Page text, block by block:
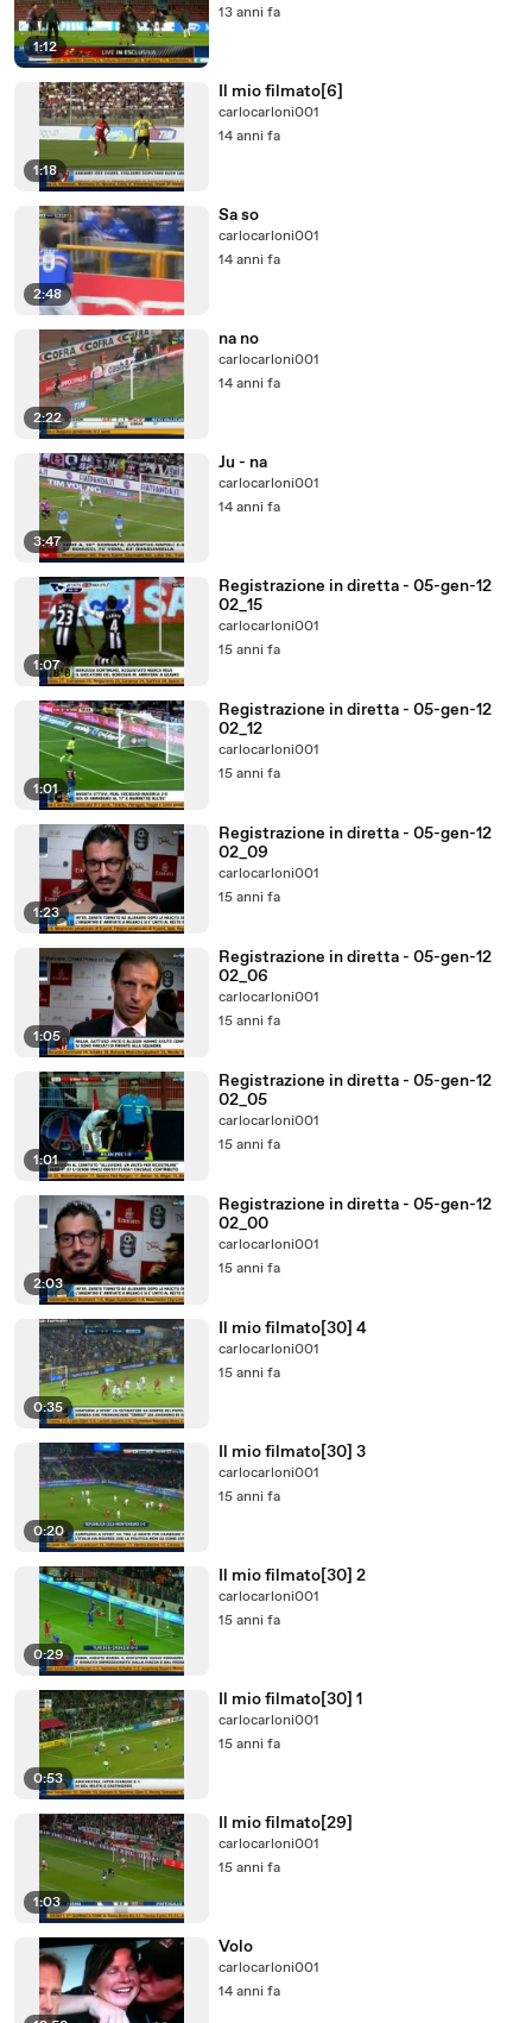
1:12
13 anni fa
1:18
Il mio filmato[6]
carlocarloni001
14 anni fa
2:48
Sa so
carlocarloni001
14 anni fa
2:22
na no
carlocarloni001
14 anni fa
3:47
Ju - na
carlocarloni001
14 anni fa
1:07
Registrazione in diretta - 05-gen-12
02_15
carlocarloni001
15 anni fa
1:01
Registrazione in diretta - 05-gen-12
02_12
carlocarloni001
15 anni fa
1:23
Registrazione in diretta - 05-gen-12
02_09
carlocarloni001
15 anni fa
1:05
Registrazione in diretta - 05-gen-12
02_06
carlocarloni001
15 anni fa
1:01
Registrazione in diretta - 05-gen-12
02_05
carlocarloni001
15 anni fa
2:03
Registrazione in diretta - 05-gen-12
02_00
carlocarloni001
15 anni fa
0:35
Il mio filmato[30] 4
carlocarloni001
15 anni fa
0:20
Il mio filmato[30] 3
carlocarloni001
15 anni fa
0:29
Il mio filmato[30] 2
carlocarloni001
15 anni fa
0:53
Il mio filmato[30] 1
carlocarloni001
15 anni fa
1:03
Il mio filmato[29]
carlocarloni001
15 anni fa
Volo
carlocarloni001
14 anni fa